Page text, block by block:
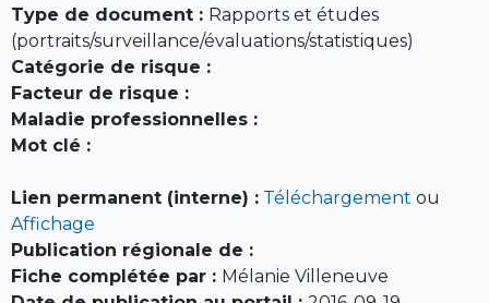
Type de document : Rapports et études
(portraits/surveillance/évaluations/statistiques)
Catégorie de risque :
Facteur de risque :
Maladie professionnelles :
Mot clé :
Lien permanent (interne) : Téléchargement ou
Affichage
Publication régionale de :
Fiche complétée par : Mélanie Villeneuve